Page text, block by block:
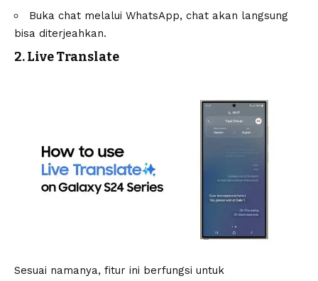
Buka chat melalui WhatsApp, chat akan langsung
bisa diterjeahkan.
2. Live Translate
Sesuai namanya, fitur ini berfungsi untuk